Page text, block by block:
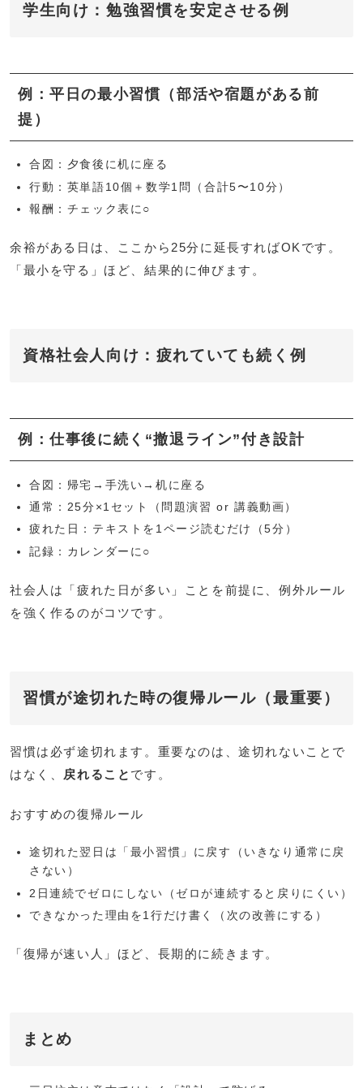
学生向け：勉強習慣を安定させる例
例：平日の最小習慣（部活や宿題がある前
提）
合図：夕食後に机に座る
行動：英単語10個＋数学1問（合計5〜10分）
報酬：チェック表に○
余裕がある日は、ここから25分に延長すればOKです。
「最小を守る」ほど、結果的に伸びます。
資格社会人向け：疲れていても続く例
例：仕事後に続く“撤退ライン”付き設計
合図：帰宅→手洗い→机に座る
通常：25分×1セット（問題演習 or 講義動画）
疲れた日：テキストを1ページ読むだけ（5分）
記録：カレンダーに○
社会人は「疲れた日が多い」ことを前提に、例外ルール
を強く作るのがコツです。
習慣が途切れた時の復帰ルール（最重要）
習慣は必ず途切れます。重要なのは、途切れないことで
はなく、 戻れること です。
おすすめの復帰ルール
途切れた翌日は「最小習慣」に戻す（いきなり通常に戻
さない）
2日連続でゼロにしない（ゼロが連続すると戻りにくい）
できなかった理由を1行だけ書く（次の改善にする）
「復帰が速い人」ほど、長期的に続きます。
まとめ